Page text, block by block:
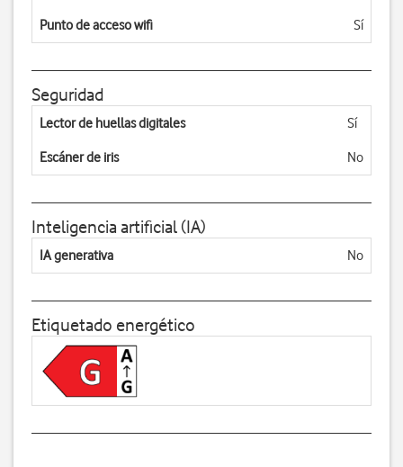
Punto de acceso wifi Sí
Seguridad
Lector de huellas digitales Sí
Escáner de iris No
Inteligencia artificial (IA)
IA generativa No
Etiquetado energético